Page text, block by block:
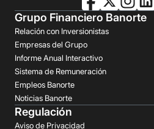
Grupo Financiero Banorte
Relación con Inversionistas
Empresas del Grupo
Informe Anual Interactivo
Sistema de Remuneración
Empleos Banorte
Noticias Banorte
Regulación
Aviso de Privacidad